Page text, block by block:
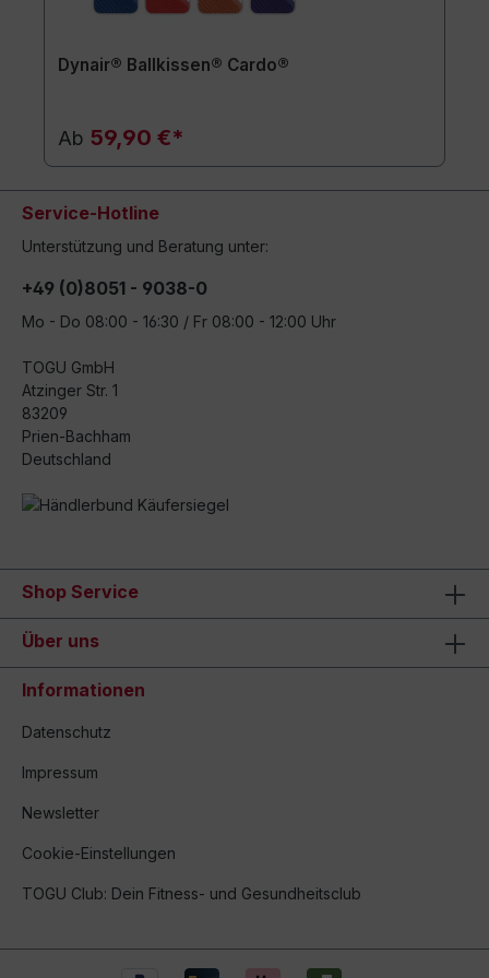
Dynair® Ballkissen® Cardo®
Ab 59,90 €*
Service-Hotline
Unterstützung und Beratung unter:
+49 (0)8051 - 9038-0
Mo - Do 08:00 - 16:30 / Fr 08:00 - 12:00 Uhr
TOGU GmbH
Atzinger Str. 1
83209
Prien-Bachham
Deutschland
Shop Service
Über uns
Informationen
Datenschutz
Impressum
Newsletter
Cookie-Einstellungen
TOGU Club: Dein Fitness- und Gesundheitsclub